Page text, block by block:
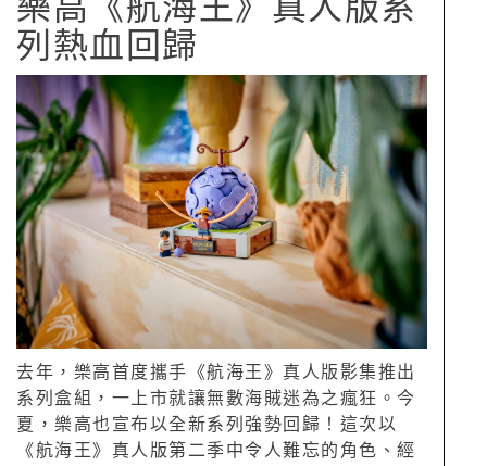
樂高《航海王》真人版系
列熱血回歸
去年，樂高首度攜手《航海王》真人版影集推出
系列盒組，一上市就讓無數海賊迷為之瘋狂。今
夏，樂高也宣布以全新系列強勢回歸！這次以
《航海王》真人版第二季中令人難忘的角色、經